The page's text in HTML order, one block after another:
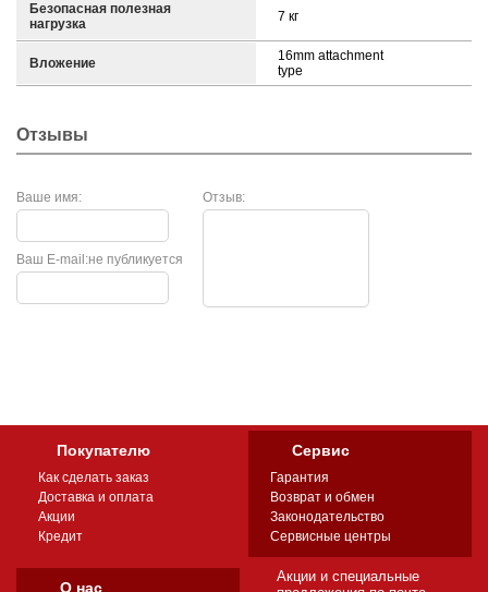
Безопасная полезная
нагрузка
7 кг
Вложение
16mm attachment
type
Отзывы
Ваше имя: Отзыв:
не публикуется
Ваш E-mail:
Покупателю
Как сделать заказ
Доставка и оплата
Акции
Кредит
Сервис
Гарантия
Возврат и обмен
Законодательство
Сервисные центры
О нас
Акции и специальные